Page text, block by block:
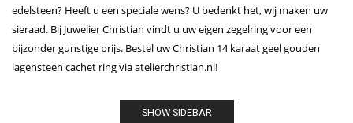
edelsteen? Heeft u een speciale wens? U bedenkt het, wij maken uw
sieraad. Bij Juwelier Christian vindt u uw eigen zegelring voor een
bijzonder gunstige prijs. Bestel uw Christian 14 karaat geel gouden
lagensteen cachet ring via atelierchristian.nl!
SHOW SIDEBAR